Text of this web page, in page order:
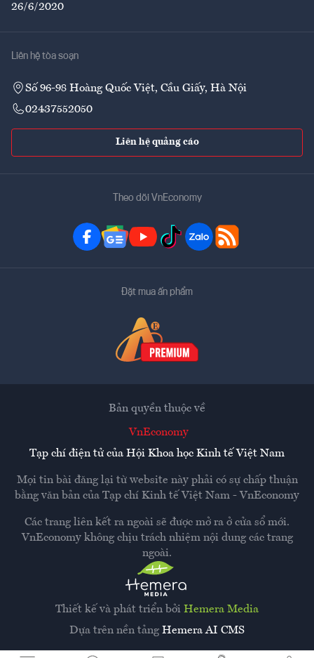
26/6/2020
Liên hệ tòa soạn
Số 96-98 Hoàng Quốc Việt, Cầu Giấy, Hà Nội
02437552050
Liên hệ quảng cáo
Theo dõi VnEconomy
Đặt mua ấn phẩm
Thiết kế và phát triển bởi Hemera Media
Dựa trên nền tảng Hemera AI CMS
Bản quyền thuộc về
VnEconomy
Tạp chí điện tử của Hội Khoa học Kinh tế Việt Nam
Mọi tin bài đăng lại từ website này phải có sự chấp thuận
bằng văn bản của Tạp chí Kinh tế Việt Nam - VnEconomy
Các trang liên kết ra ngoài sẽ được mở ra ở cửa sổ mới.
VnEconomy không chịu trách nhiệm nội dung các trang
ngoài.